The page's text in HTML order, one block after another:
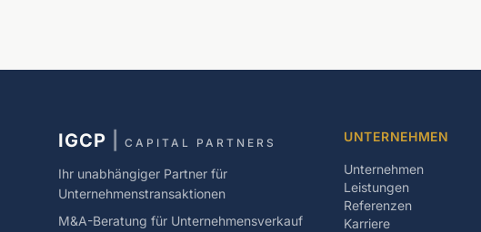
IGCP CAPITAL PARTNERS
Ihr unabhängiger Partner für
Unternehmenstransaktionen
M&A-Beratung für Unternehmensverkauf
UNTERNEHMEN
Unternehmen
Leistungen
Referenzen
Karriere